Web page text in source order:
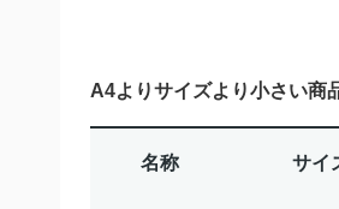
A4よりサイズより小さい商
名称 サイ